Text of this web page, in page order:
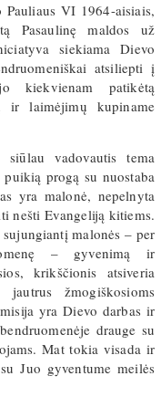
Pauliaus VI 1964-aisiais,
Pasaulinę maldos už
siekiama Dievo
atsiliepti į
kiekvienam patikėtą
ir laimėjimų kupiname
siūlau vadovautis tema
progą su nuostaba
yra malonė, nepelnyta
nešti Evangeliją kitiems.
malonės – per
– gyvenimą ir
krikščionis atsiveria
žmogiškosioms
yra Dievo darbas ir
drauge su
Mat tokia visada ir
Juo gyventume meilės